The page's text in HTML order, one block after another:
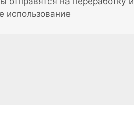
использование